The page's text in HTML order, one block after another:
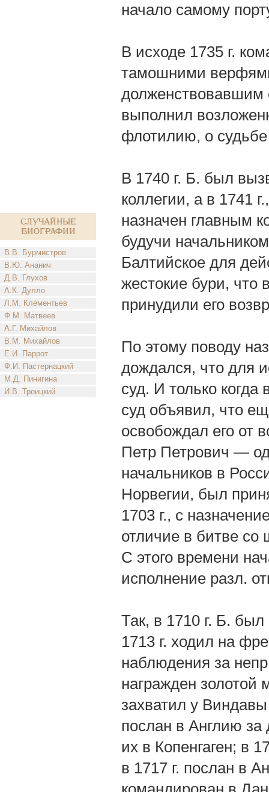
Случайные
биографии
В.В. Бурмистров
В.Ю. Ананич
Д.В. Глухов
А.К. Дулло
Л.М. Клементьев
Ф.М. Матвеев
А.Г. Михайлов
В.М. Михайлов
Е.И. Паррот
Ф.И. Пастернацкий
М.Д. Пинигина
И.В. Троицкий
начало самому
В исходе 1735 г.
тамошними
долженствовавшим
выполнил
флотилию, о судьбе
В 1740 г. Б. был
коллегии, а в 1741
назначен главным
будучи
Балтийское для
жестокие бури, что
принудили его
По этому поводу
дождался, что для
суд. И только когда
суд объявил, что
освобождал его от
Петр Петрович —
начальников в
Норвегии, был
1703 г., с
отличие в битве
С этого времени
исполнение разл.
Так, в 1710 г. Б.
1713 г. ходил на
наблюдения за
награжден золотой
захватил у
послан в Англию
их в Копенгаген; в
в 1717 г. послан в